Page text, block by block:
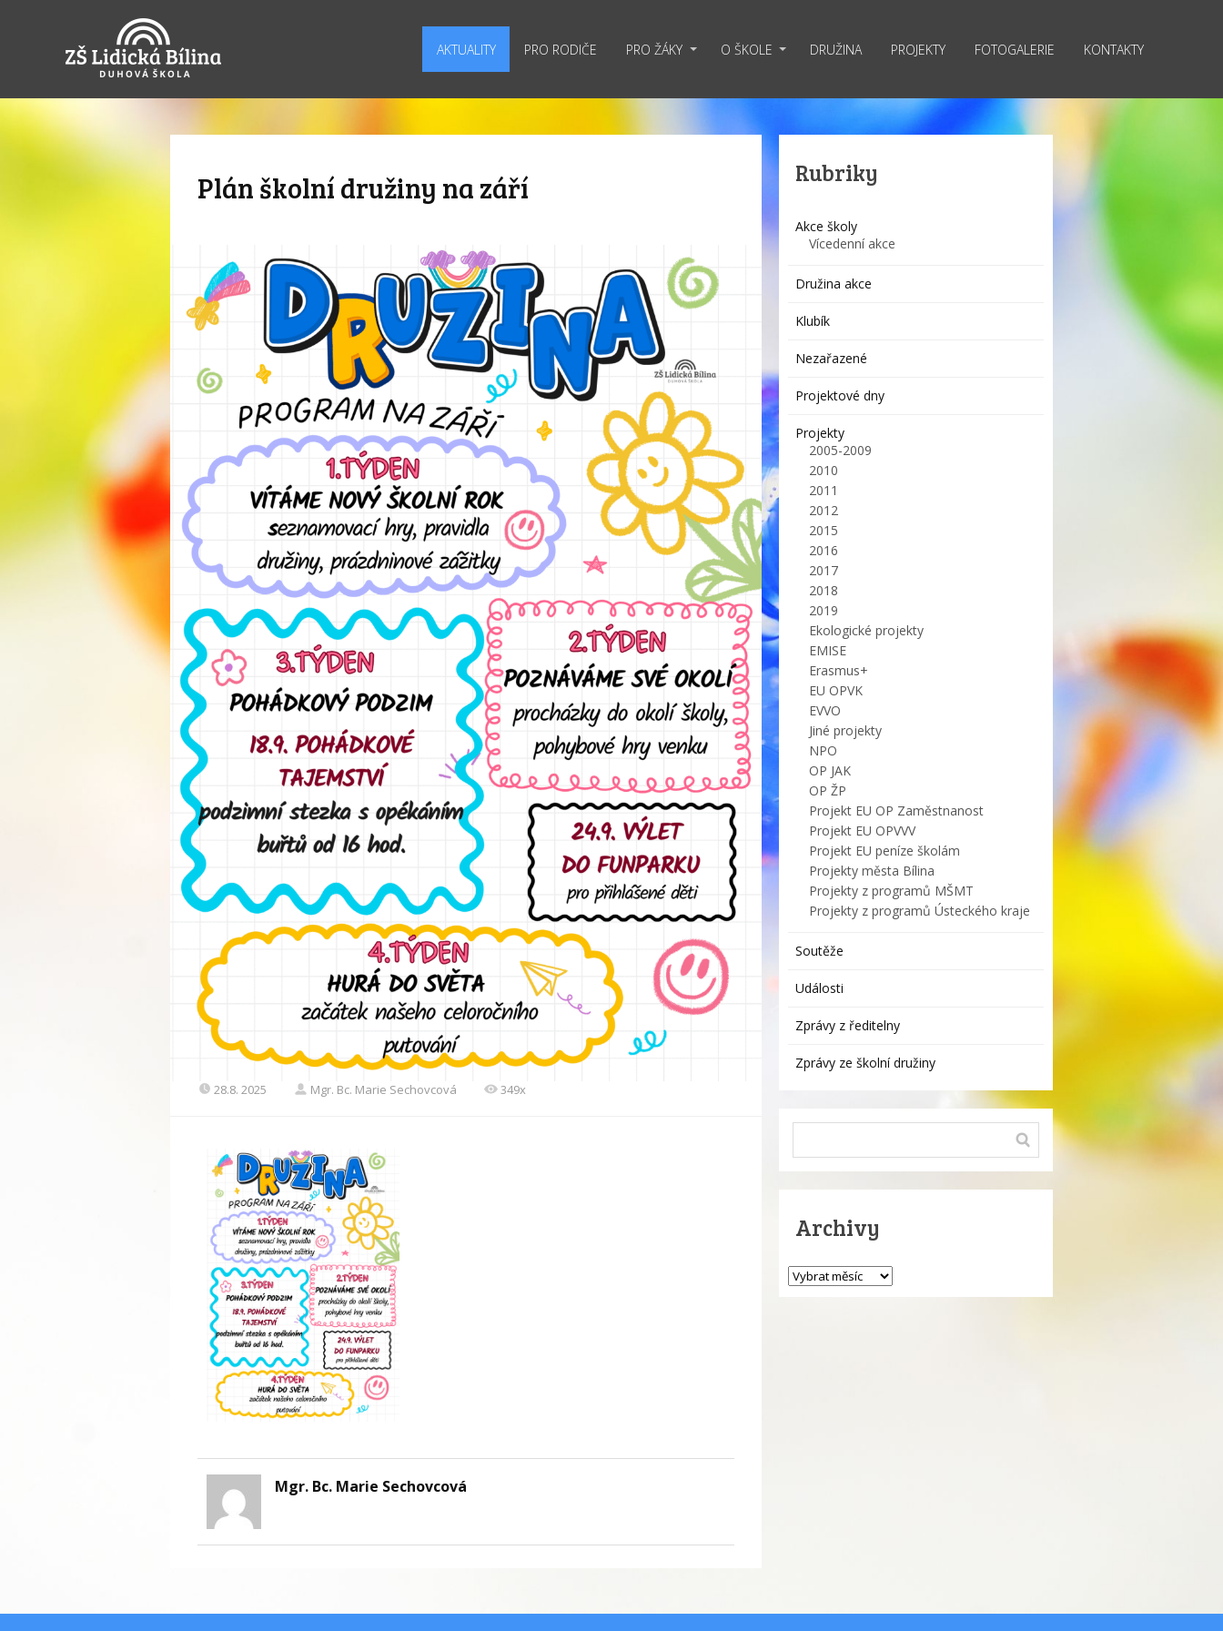
AKTUALITY PRO RODIČE PRO ŽÁKY O ŠKOLE DRUŽINA PROJEKTY FOTOGALERIE KONTAKTY
Plán školní družiny na září
28.8. 2025 Mgr. Bc. Marie Sechovcová 349x
Mgr. Bc. Marie Sechovcová
Rubriky
Akce školy
Vícedenní akce
Družina akce
Klubík
Nezařazené
Projektové dny
Projekty
2005-2009
2010
2011
2012
2015
2016
2017
2018
2019
Ekologické projekty
EMISE
Erasmus+
EU OPVK
EVVO
Jiné projekty
NPO
OP JAK
OP ŽP
Projekt EU OP Zaměstnanost
Projekt EU OPVVV
Projekt EU peníze školám
Projekty města Bílina
Projekty z programů MŠMT
Projekty z programů Ústeckého kraje
Soutěže
Události
Zprávy z ředitelny
Zprávy ze školní družiny
Archivy